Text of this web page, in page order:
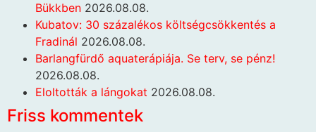
Bükkben 2026.08.08.
Kubatov: 30 százalékos költségcsökkentés a
Fradinál 2026.08.08.
Barlangfürdő aquaterápiája. Se terv, se pénz!
2026.08.08.
Eloltották a lángokat 2026.08.08.
Friss kommentek